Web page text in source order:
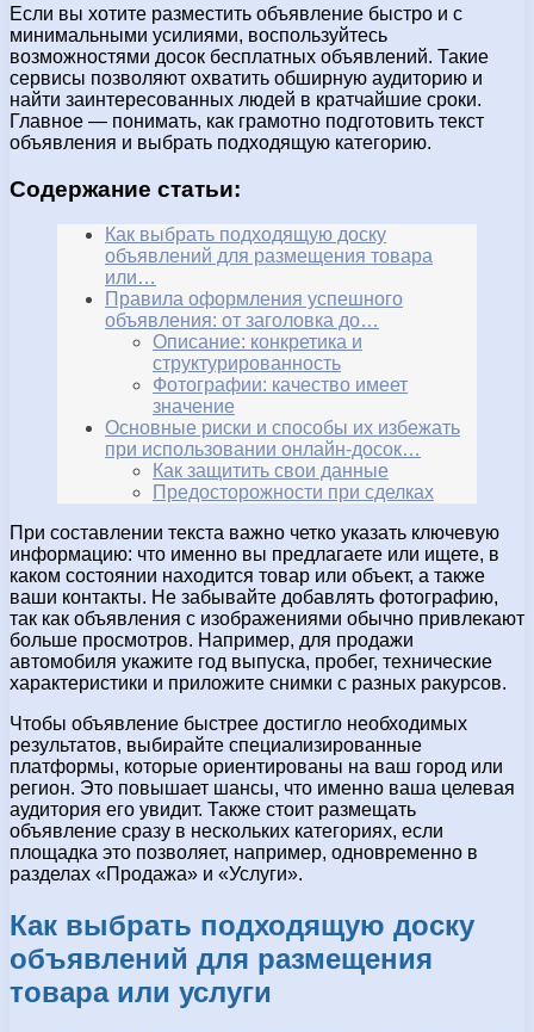
Если вы хотите разместить объявление быстро и с
минимальными усилиями, воспользуйтесь
возможностями досок бесплатных объявлений. Такие
сервисы позволяют охватить обширную аудиторию и
найти заинтересованных людей в кратчайшие сроки.
Главное — понимать, как грамотно подготовить текст
объявления и выбрать подходящую категорию.
Содержание статьи:
Как выбрать подходящую доску
объявлений для размещения товара
или…
Правила оформления успешного
объявления: от заголовка до…
Описание: конкретика и
структурированность
Фотографии: качество имеет
значение
Основные риски и способы их избежать
при использовании онлайн-досок…
Как защитить свои данные
Предосторожности при сделках
При составлении текста важно четко указать ключевую
информацию: что именно вы предлагаете или ищете, в
каком состоянии находится товар или объект, а также
ваши контакты. Не забывайте добавлять фотографию,
так как объявления с изображениями обычно привлекают
больше просмотров. Например, для продажи
автомобиля укажите год выпуска, пробег, технические
характеристики и приложите снимки с разных ракурсов.
Чтобы объявление быстрее достигло необходимых
результатов, выбирайте специализированные
платформы, которые ориентированы на ваш город или
регион. Это повышает шансы, что именно ваша целевая
аудитория его увидит. Также стоит размещать
объявление сразу в нескольких категориях, если
площадка это позволяет, например, одновременно в
разделах «Продажа» и «Услуги».
Как выбрать подходящую доску
объявлений для размещения
товара или услуги